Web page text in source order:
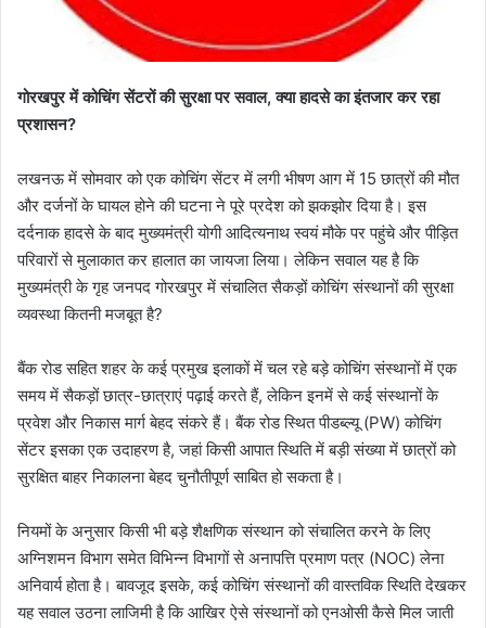
गोरखपुर में कोचिंग सेंटरों की सुरक्षा पर सवाल, क्या हादसे का इंतजार कर रहा
प्रशासन?
लखनऊ में सोमवार को एक कोचिंग सेंटर में लगी भीषण आग में 15 छात्रों की मौत
और दर्जनों के घायल होने की घटना ने पूरे प्रदेश को झकझोर दिया है। इस
दर्दनाक हादसे के बाद मुख्यमंत्री योगी आदित्यनाथ स्वयं मौके पर पहुंचे और पीड़ित
परिवारों से मुलाकात कर हालात का जायजा लिया। लेकिन सवाल यह है कि
मुख्यमंत्री के गृह जनपद गोरखपुर में संचालित सैकड़ों कोचिंग संस्थानों की सुरक्षा
व्यवस्था कितनी मजबूत है?
बैंक रोड सहित शहर के कई प्रमुख इलाकों में चल रहे बड़े कोचिंग संस्थानों में एक
समय में सैकड़ों छात्र-छात्राएं पढ़ाई करते हैं, लेकिन इनमें से कई संस्थानों के
प्रवेश और निकास मार्ग बेहद संकरे हैं। बैंक रोड स्थित पीडब्ल्यू (PW) कोचिंग
सेंटर इसका एक उदाहरण है, जहां किसी आपात स्थिति में बड़ी संख्या में छात्रों को
सुरक्षित बाहर निकालना बेहद चुनौतीपूर्ण साबित हो सकता है।
नियमों के अनुसार किसी भी बड़े शैक्षणिक संस्थान को संचालित करने के लिए
अग्निशमन विभाग समेत विभिन्न विभागों से अनापत्ति प्रमाण पत्र (NOC) लेना
अनिवार्य होता है। बावजूद इसके, कई कोचिंग संस्थानों की वास्तविक स्थिति देखकर
यह सवाल उठना लाजिमी है कि आखिर ऐसे संस्थानों को एनओसी कैसे मिल जाती